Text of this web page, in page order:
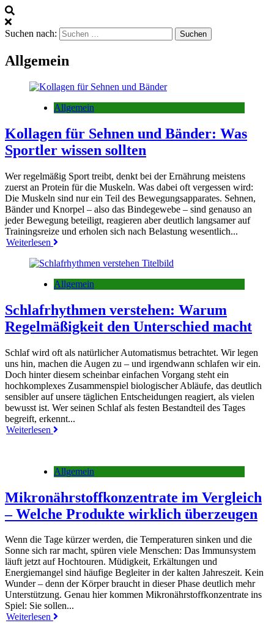
Suchen nach:
Allgemein
Allgemein
Kollagen für Sehnen und Bänder: Was
Sportler wissen sollten
Wer regelmäßig Sport treibt, denkt bei der Ernährung meistens
zuerst an Protein für die Muskeln. Was dabei oft vergessen wird:
Die Muskeln sind nur ein Teil des Bewegungsapparates. Sehnen,
Bänder und Knorpel – also das Bindegewebe – sind genauso an
jeder Bewegung beteiligt, reagieren aber deutlich langsamer auf
Trainingsreize und erholen sich nach Belastung wesentlich...
Weiterlesen
Allgemein
Schlafrhythmen verstehen: Warum
Regelmäßigkeit den Unterschied macht
Schlaf wird oft als natürlicher Automatismus betrachtet. Wir legen
uns hin, machen die Augen zu – und irgendwann schlafen wir ein.
Doch hinter diesem scheinbar einfachen Vorgang steht ein
hochkomplexes Zusammenspiel biologischer Abläufe, das deutlich
sensibler auf unsere täglichen Entscheidungen reagiert, als vielen
bewusst ist. Wer seinen Schlaf als festen Bestandteil des Tages
begreift, erkennt...
Weiterlesen
Allgemein
Mikronährstoffkonzentrate im Vergleich
– Welche Produkte wirklich überzeugen
Wenn die Tage kürzer werden, die Temperaturen sinken und die
Sonne sich rar macht, spüren viele Menschen: Das Immunsystem
läuft jetzt auf Hochtouren. Müdigkeit, Erkältungen und
Energiemangel sind häufige Begleiter in der kalten Jahreszeit. Kein
Wunder – denn der Körper braucht in dieser Phase deutlich mehr
Unterstützung. Genau hier kommen Mikronährstoffkonzentrate ins
Spiel: Sie sollen...
Weiterlesen